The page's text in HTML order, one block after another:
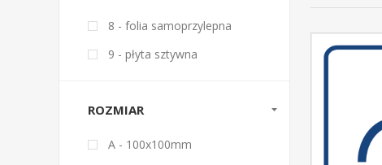
8 - folia samoprzylepna
9 - płyta sztywna
ROZMIAR
A - 100x100mm